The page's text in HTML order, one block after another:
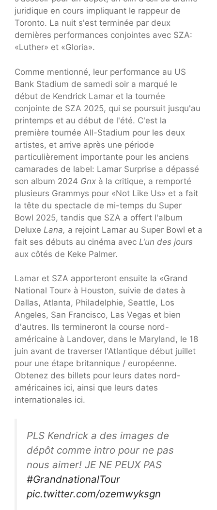
juridique en cours impliquant le rappeur de
Toronto. La nuit s'est terminée par deux
dernières performances conjointes avec SZA:
«Luther» et «Gloria».
Comme mentionné, leur performance au US
Bank Stadium de samedi soir a marqué le
début de Kendrick Lamar et la tournée
conjointe de SZA 2025, qui se poursuit jusqu'au
printemps et au début de l'été. C'est la
première tournée All-Stadium pour les deux
artistes, et arrive après une période
particulièrement importante pour les anciens
camarades de label: Lamar Surprise a dépassé
son album 2024 Gnx à la critique, a remporté
plusieurs Grammys pour «Not Like Us» et a fait
la tête du spectacle de mi-temps du Super
Bowl 2025, tandis que SZA a offert l'album
Deluxe Lana, a rejoint Lamar au Super Bowl et a
fait ses débuts au cinéma avec L'un des jours
aux côtés de Keke Palmer.
Lamar et SZA apporteront ensuite la «Grand
National Tour» à Houston, suivie de dates à
Dallas, Atlanta, Philadelphie, Seattle, Los
Angeles, San Francisco, Las Vegas et bien
d'autres. Ils termineront la course nord-
américaine à Landover, dans le Maryland, le 18
juin avant de traverser l'Atlantique début juillet
pour une étape britannique / européenne.
Obtenez des billets pour leurs dates nord-
américaines ici, ainsi que leurs dates
internationales ici.
PLS Kendrick a des images de
dépôt comme intro pour ne pas
nous aimer! JE NE PEUX PAS
#GrandnationalTour
pic.twitter.com/ozemwyksgn